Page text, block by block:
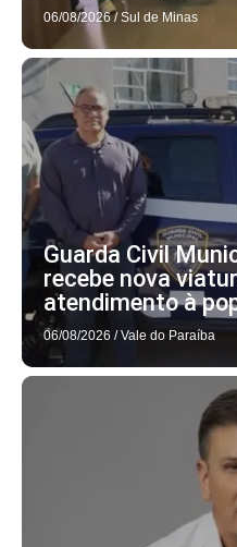
06/08/2026 / Sul de Minas
Guarda Civil
recebe nova
atendimento à
06/08/2026 / Vale do Paraíba